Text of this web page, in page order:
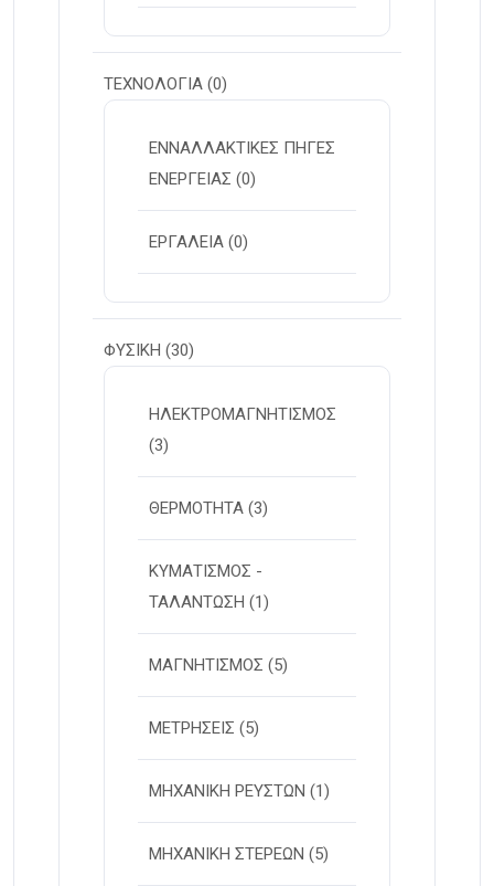
ΤΕΧΝΟΛΟΓΙΑ (0)
ΕΝΝΑΛΛΑΚΤΙΚΕΣ ΠΗΓΕΣ
ΕΝΕΡΓΕΙΑΣ (0)
ΕΡΓΑΛΕΙΑ (0)
ΦΥΣΙΚΗ (30)
ΗΛΕΚΤΡΟΜΑΓΝΗΤΙΣΜΟΣ
(3)
ΘΕΡΜΟΤΗΤΑ (3)
ΚΥΜΑΤΙΣΜΟΣ -
ΤΑΛΑΝΤΩΣΗ (1)
ΜΑΓΝΗΤΙΣΜΟΣ (5)
ΜΕΤΡΗΣΕΙΣ (5)
ΜΗΧΑΝΙΚΗ ΡΕΥΣΤΩΝ (1)
ΜΗΧΑΝΙΚΗ ΣΤΕΡΕΩΝ (5)